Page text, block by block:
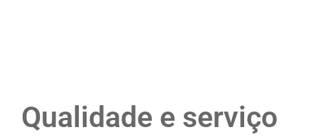
Qualidade e serviço